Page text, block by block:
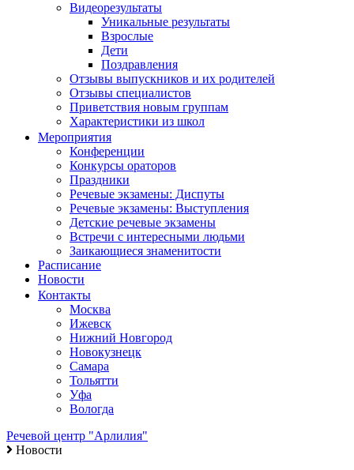
Видеорезультаты
Уникальные результаты
Взрослые
Дети
Поздравления
Отзывы выпускников и их родителей
Отзывы специалистов
Приветствия новым группам
Характеристики из школ
Мероприятия
Конференции
Конкурсы ораторов
Праздники
Речевые экзамены: Диспуты
Речевые экзамены: Выступления
Детские речевые экзамены
Встречи с интересными людьми
Заикающиеся знаменитости
Расписание
Новости
Контакты
Москва
Ижевск
Нижний Новгород
Новокузнецк
Самара
Тольятти
Уфа
Вологда
Речевой центр "Арлилия"
Новости